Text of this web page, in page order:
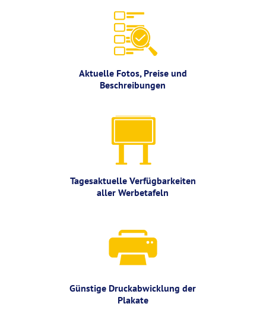
Aktuelle Fotos, Preise und
Beschreibungen
Tagesaktuelle Verfügbarkeiten
aller Werbetafeln
Günstige Druckabwicklung der
Plakate